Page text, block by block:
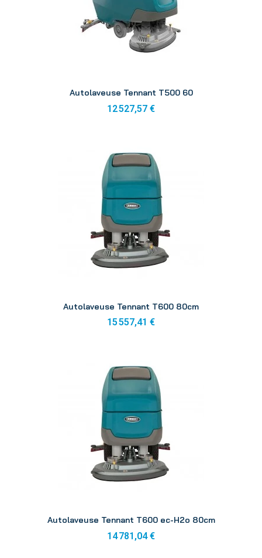
Autolaveuse Tennant T500 60
12 527,57 €
Autolaveuse Tennant T600 80cm
15 557,41 €
Autolaveuse Tennant T600 ec-H2o 80cm
14 781,04 €